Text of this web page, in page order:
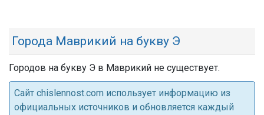
Города Маврикий на букву Э
Городов на букву Э в Маврикий не существует.
Cайт chislennost.com использует информацию из
официальных источников и обновляется каждый